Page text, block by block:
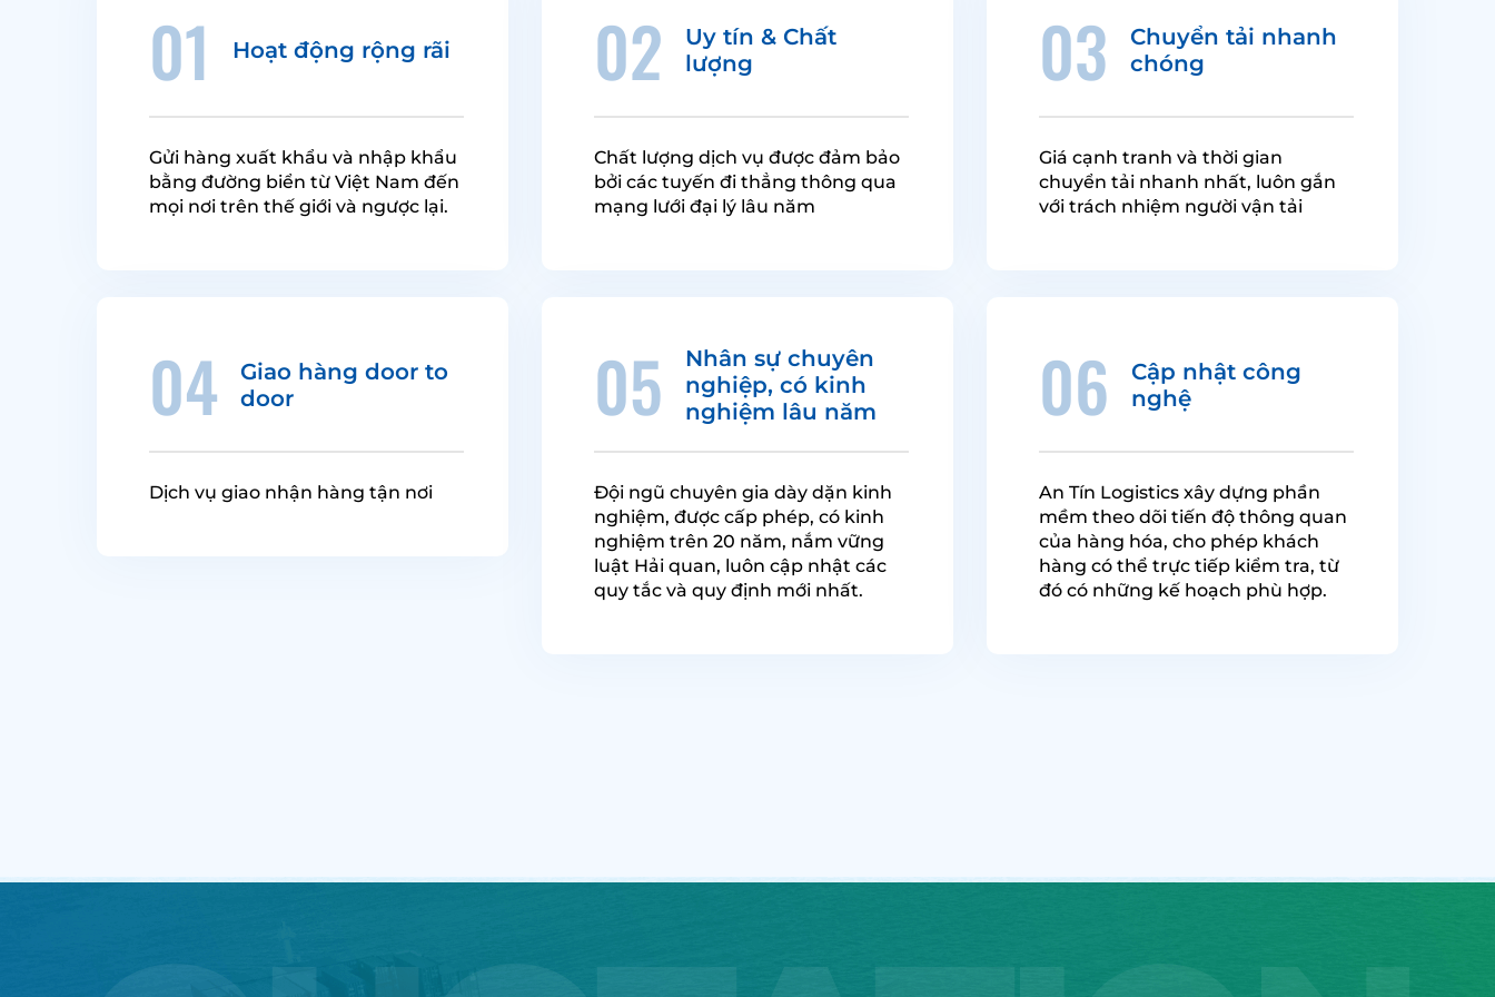
01 Hoạt động rộng rãi
Gửi hàng xuất khẩu và nhập khẩu
bằng đường biển từ Việt Nam đến
mọi nơi trên thế giới và ngược lại.
02
Uy tín & Chất
lượng
Chất lượng dịch vụ được đảm bảo
bởi các tuyến đi thẳng thông qua
mạng lưới đại lý lâu năm
03
Chuyển tải nhanh
chóng
Giá cạnh tranh và thời gian
chuyển tải nhanh nhất, luôn gắn
với trách nhiệm người vận tải
04
Giao hàng door to
door
Dịch vụ giao nhận hàng tận nơi
05
Nhân sự chuyên
nghiệp, có kinh
nghiệm lâu năm
Đội ngũ chuyên gia dày dặn kinh
nghiệm, được cấp phép, có kinh
nghiệm trên 20 năm, nắm vững
luật Hải quan, luôn cập nhật các
quy tắc và quy định mới nhất.
06
Cập nhật công
nghệ
An Tín Logistics xây dựng phần
mềm theo dõi tiến độ thông quan
của hàng hóa, cho phép khách
hàng có thể trực tiếp kiểm tra, từ
đó có những kế hoạch phù hợp.